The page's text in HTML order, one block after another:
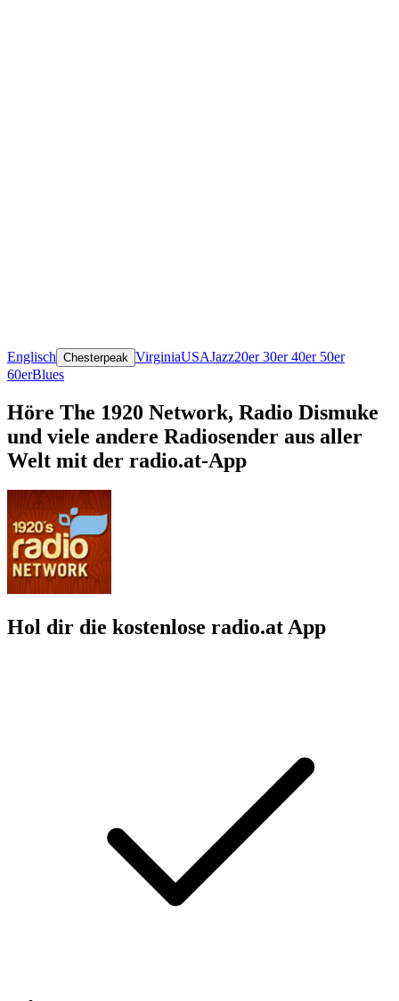
Englisch Chesterpeak VirginiaUSAJazz20er 30er 40er 50er
60erBlues
Höre The 1920 Network, Radio Dismuke
und viele andere Radiosender aus aller
Welt mit der radio.at-App
Hol dir die kostenlose radio.at App